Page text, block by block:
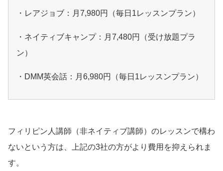
・レアジョブ：月7,980円（毎日1レッスンプラン）
・ネイティブキャンプ：月7,480円（受け放題プラ
ン）
・DMM英会話：月6,980円（毎日1レッスンプラン）
フィリピン人講師（非ネイティブ講師）のレッスンで構わ
ないという方は、上記の3社の方がより費用を抑えられま
す。